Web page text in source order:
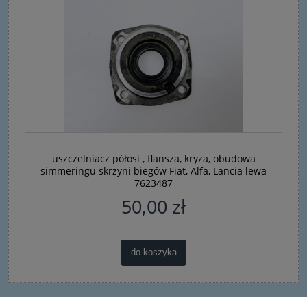
uszczelniacz półosi , flansza, kryza, obudowa
simmeringu skrzyni biegów Fiat, Alfa, Lancia lewa
7623487
50,00 zł
do koszyka